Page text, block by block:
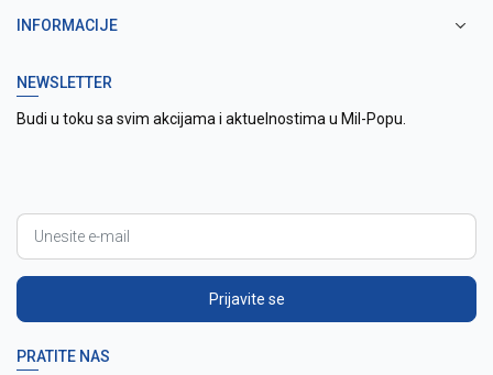
INFORMACIJE
NEWSLETTER
Budi u toku sa svim akcijama i aktuelnostima u Mil-Popu.
Prijavite se
PRATITE NAS